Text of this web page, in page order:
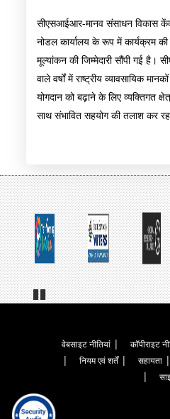
सीएसआईआर-मानव संसाधन विकास
नोडल कार्यालय के रूप में कार्यक्रम
मूल्यांकन की जिम्मेदारी सौंपी गई
वाले वर्षों में राष्ट्रीय व्यावसायिक
योगदान को बढ़ाने के लिए व्यक्तिगत
साथ संभावित सहयोग की तलाश कर
Footer
Menu
वेबसाइट नीतियां कॉपीराइट
नियम एवं शर्तें
सहायता